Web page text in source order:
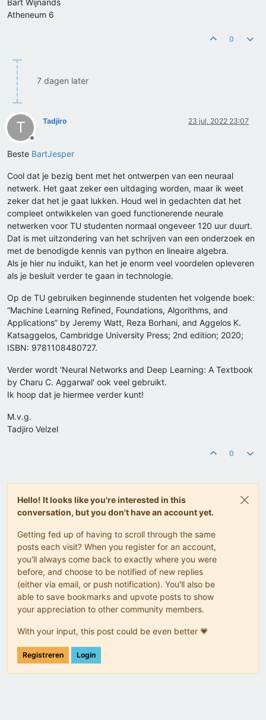
Bart Wijnands
Atheneum 6
0
7 dagen later
T
Offline
Tadjiro 23 jul. 2022 23:07
Beste BartJesper
Cool dat je bezig bent met het ontwerpen van een neuraal
netwerk. Het gaat zeker een uitdaging worden, maar ik weet
zeker dat het je gaat lukken. Houd wel in gedachten dat het
compleet ontwikkelen van goed functionerende neurale
netwerken voor TU studenten normaal ongeveer 120 uur duurt.
Dat is met uitzondering van het schrijven van een onderzoek en
met de benodigde kennis van python en lineaire algebra.
Als je hier nu induikt, kan het je enorm veel voordelen opleveren
als je besluit verder te gaan in technologie.
Op de TU gebruiken beginnende studenten het volgende boek:
“Machine Learning Refined, Foundations, Algorithms, and
Applications” by Jeremy Watt, Reza Borhani, and Aggelos K.
Katsaggelos, Cambridge University Press; 2nd edition; 2020;
ISBN: 9781108480727.
Verder wordt 'Neural Networks and Deep Learning: A Textbook
by Charu C. Aggarwal' ook veel gebruikt.
Ik hoop dat je hiermee verder kunt!
M.v.g.
Tadjiro Velzel
0
Hello! It looks like you're interested in this
conversation, but you don't have an account yet.
Getting fed up of having to scroll through the same
posts each visit? When you register for an account,
you'll always come back to exactly where you were
before, and choose to be notified of new replies
(either via email, or push notification). You'll also be
able to save bookmarks and upvote posts to show
your appreciation to other community members.
With your input, this post could be even better 💗
Registreren Login